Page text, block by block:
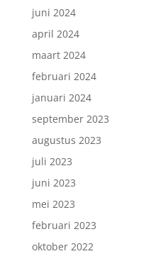
juni 2024
april 2024
maart 2024
februari 2024
januari 2024
september 2023
augustus 2023
juli 2023
juni 2023
mei 2023
februari 2023
oktober 2022